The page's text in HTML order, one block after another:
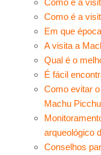
Como é a
Como é a
Em que
A visita a
Qual é o
É fácil
Como evitar
Machu
arqueológico
Conselhos